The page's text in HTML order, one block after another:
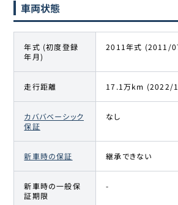
車両状態
年式 (初度登録
年月)
2011年式 (2011/
走行距離 17.1万km (2022/
カババベーシック
保証
なし
新車時の保証 継承できない
新車時の一般保
証期限
-